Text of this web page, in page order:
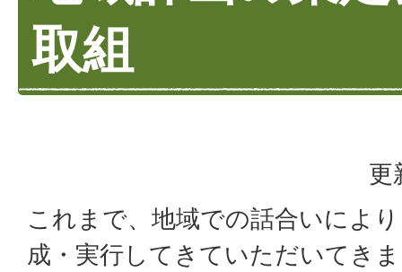
取組
更
これまで、地域での話合いによ
成・実行してきていただいてき